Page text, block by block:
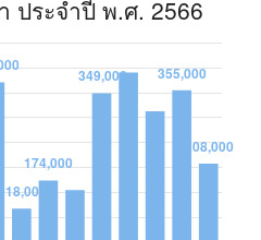
155,000
349,000
391,000
313,000
355,000